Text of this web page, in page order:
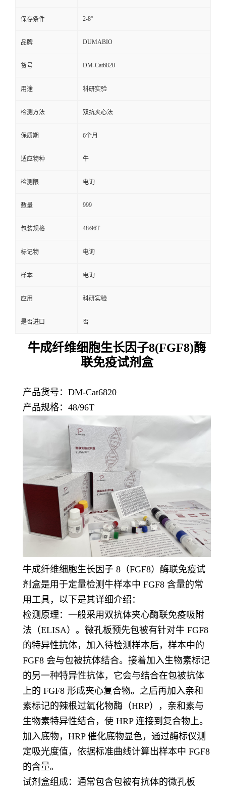
言
保存条件 2-8°
品牌 DUMABIO
货号 DM-Cat6820
用途 科研实验
检测方法 双抗夹心法
保质期 6个月
适应物种 牛
检测限 电询
数量 999
包装规格 48/96T
标记物 电询
样本 电询
应用 科研实验
是否进口 否
牛成纤维细胞生长因子8(FGF8)酶
联免疫试剂盒
产品货号：DM-Cat6820
产品规格：48/96T
牛成纤维细胞生长因子 8（FGF8）酶联免疫试
剂盒是用于定量检测牛样本中 FGF8 含量的常
用工具，以下是其详细介绍：
检测原理：一般采用双抗体夹心酶联免疫吸附
法（ELISA）。微孔板预先包被有针对牛 FGF8
的特异性抗体，加入待检测样本后，样本中的
FGF8 会与包被抗体结合。接着加入生物素标记
的另一种特异性抗体，它会与结合在包被抗体
上的 FGF8 形成夹心复合物。之后再加入亲和
素标记的辣根过氧化物酶（HRP），亲和素与
生物素特异性结合，使 HRP 连接到复合物上。
加入底物，HRP 催化底物显色，通过酶标仪测
定吸光度值，依据标准曲线计算出样本中 FGF8
的含量。
试剂盒组成：通常包含包被有抗体的微孔板